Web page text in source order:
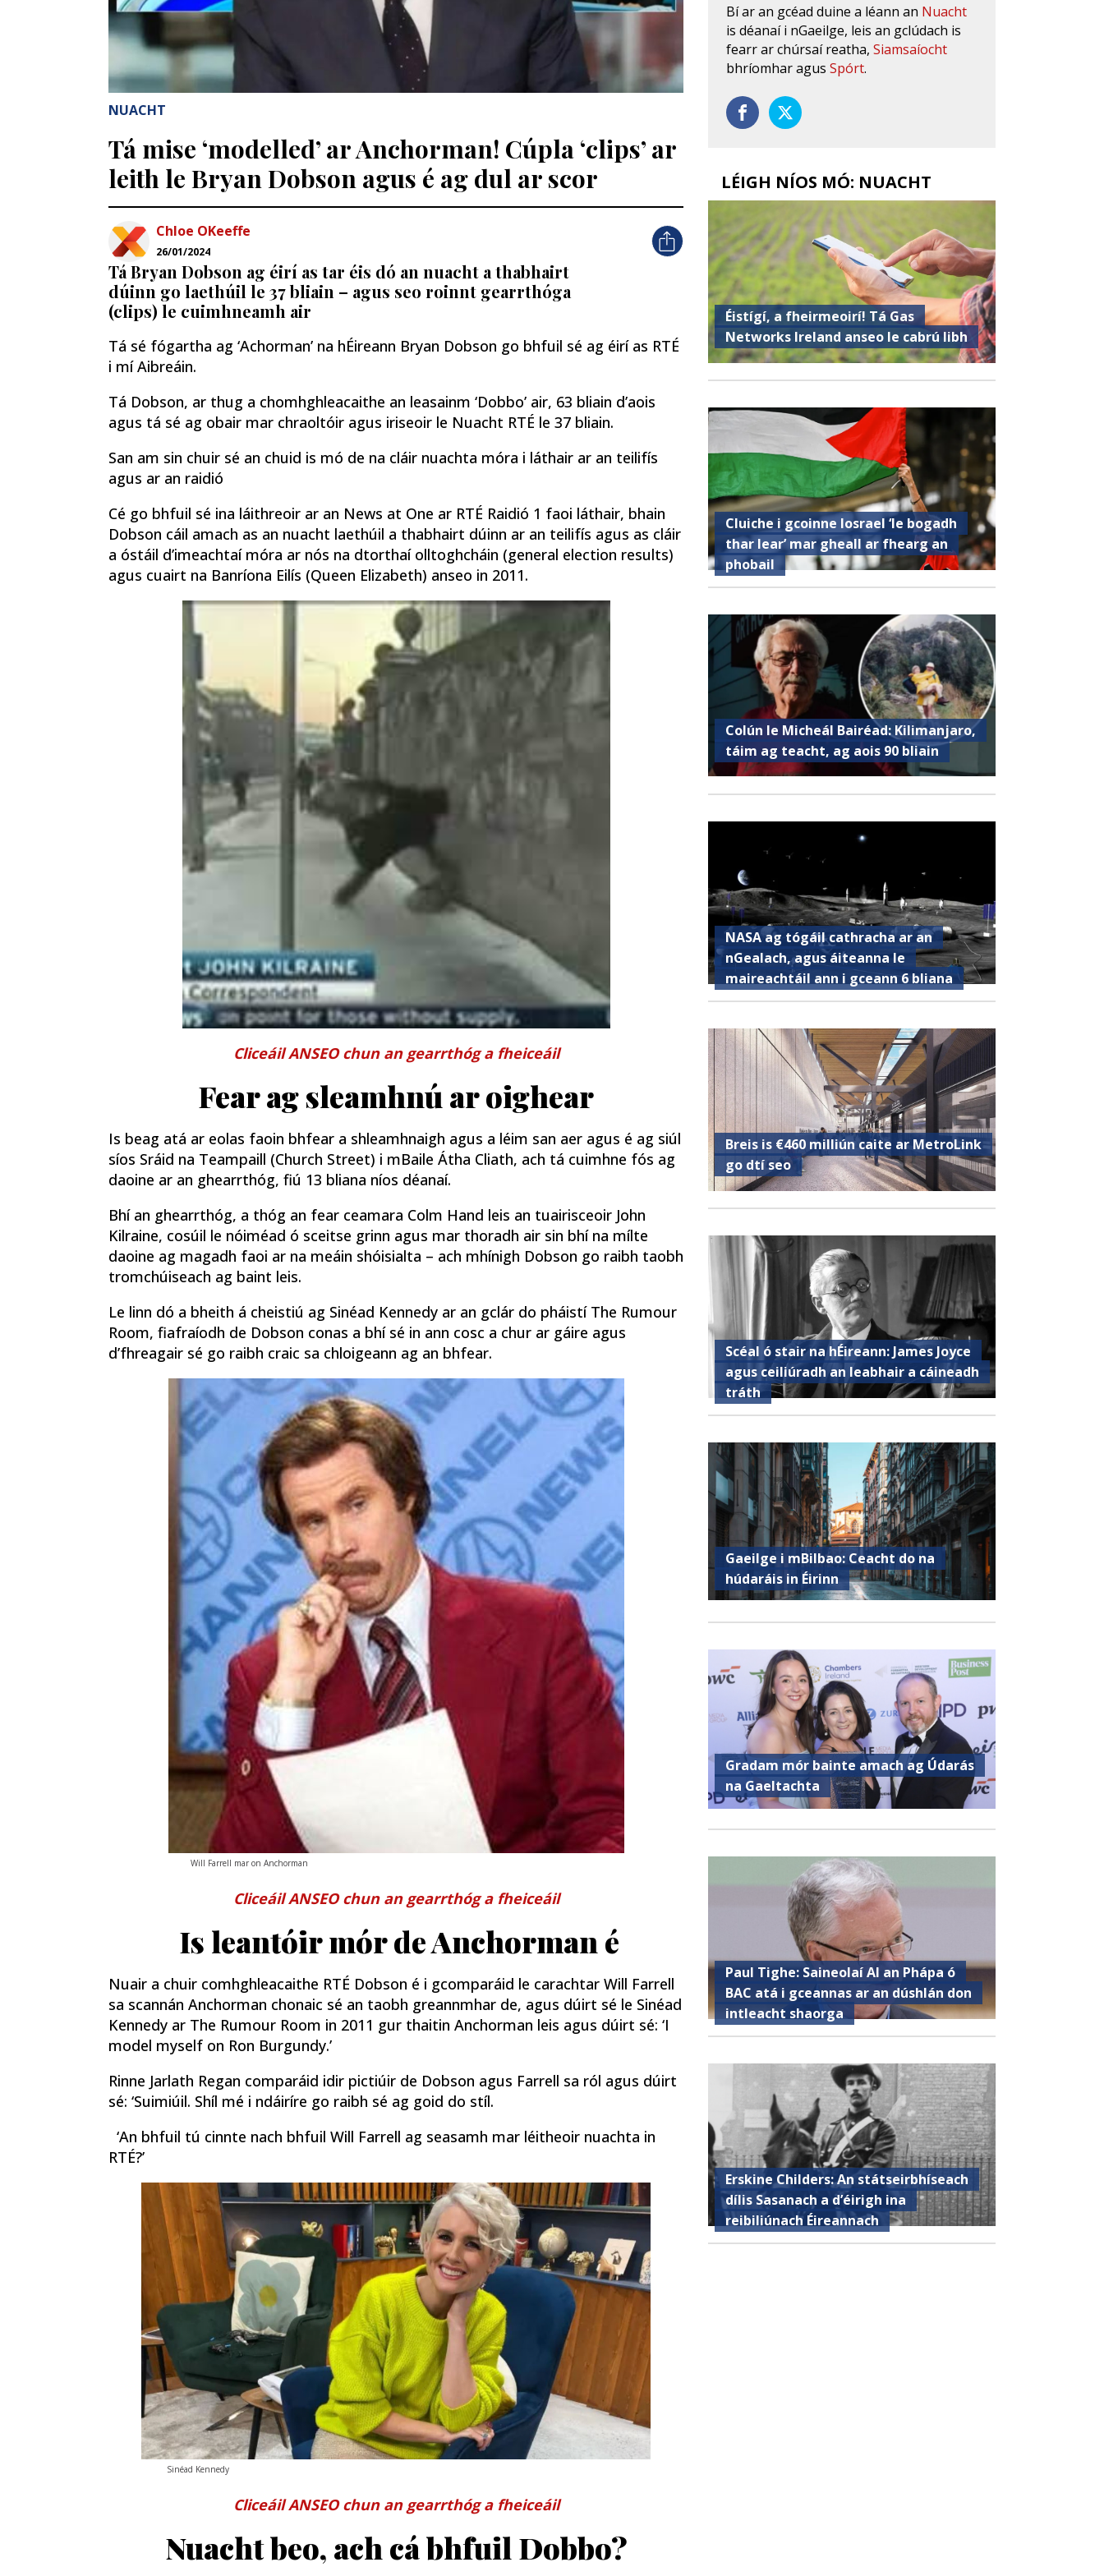
NUACHT
Tá mise ‘modelled’ ar Anchorman! Cúpla ‘clips’ ar
leith le Bryan Dobson agus é ag dul ar scor
Chloe OKeeffe
26/01/2024
Tá Bryan Dobson ag éirí as tar éis dó an nuacht a thabhairt
dúinn go laethúil le 37 bliain – agus seo roinnt gearrthóga
(clips) le cuimhneamh air
Tá sé fógartha ag ‘Achorman’ na hÉireann Bryan Dobson go bhfuil sé ag éirí as RTÉ
i mí Aibreáin.
Tá Dobson, ar thug a chomhghleacaithe an leasainm ‘Dobbo’ air, 63 bliain d’aois
agus tá sé ag obair mar chraoltóir agus iriseoir le Nuacht RTÉ le 37 bliain.
San am sin chuir sé an chuid is mó de na cláir nuachta móra i láthair ar an teilifís
agus ar an raidió
Cé go bhfuil sé ina láithreoir ar an News at One ar RTÉ Raidió 1 faoi láthair, bhain
Dobson cáil amach as an nuacht laethúil a thabhairt dúinn ar an teilifís agus as cláir
a óstáil d’imeachtaí móra ar nós na dtorthaí olltoghcháin (general election results)
agus cuairt na Banríona Eilís (Queen Elizabeth) anseo in 2011.
Cliceáil ANSEO chun an gearrthóg a fheiceáil
Fear ag sleamhnú ar oighear
Is beag atá ar eolas faoin bhfear a shleamhnaigh agus a léim san aer agus é ag siúl
síos Sráid na Teampaill (Church Street) i mBaile Átha Cliath, ach tá cuimhne fós ag
daoine ar an ghearrthóg, fiú 13 bliana níos déanaí.
Bhí an ghearrthóg, a thóg an fear ceamara Colm Hand leis an tuairisceoir John
Kilraine, cosúil le nóiméad ó sceitse grinn agus mar thoradh air sin bhí na mílte
daoine ag magadh faoi ar na meáin shóisialta – ach mhínigh Dobson go raibh taobh
tromchúiseach ag baint leis.
Le linn dó a bheith á cheistiú ag Sinéad Kennedy ar an gclár do pháistí The Rumour
Room, fiafraíodh de Dobson conas a bhí sé in ann cosc a chur ar gáire agus
d’fhreagair sé go raibh craic sa chloigeann ag an bhfear.
Will Farrell mar on Anchorman
Cliceáil ANSEO chun an gearrthóg a fheiceáil
Is leantóir mór de Anchorman é
Nuair a chuir comhghleacaithe RTÉ Dobson é i gcomparáid le carachtar Will Farrell
sa scannán Anchorman chonaic sé an taobh greannmhar de, agus dúirt sé le Sinéad
Kennedy ar The Rumour Room in 2011 gur thaitin Anchorman leis agus dúirt sé: ‘I
model myself on Ron Burgundy.’
Rinne Jarlath Regan comparáid idir pictiúir de Dobson agus Farrell sa ról agus dúirt
sé: ‘Suimiúil. Shíl mé i ndáiríre go raibh sé ag goid do stíl.
‘An bhfuil tú cinnte nach bhfuil Will Farrell ag seasamh mar léitheoir nuachta in
RTÉ?’
Sinéad Kennedy
Cliceáil ANSEO chun an gearrthóg a fheiceáil
Nuacht beo, ach cá bhfuil Dobbo?
Bí ar an gcéad duine a léann an Nuacht
is déanaí i nGaeilge, leis an gclúdach is
fearr ar chúrsaí reatha,Siamsaíocht
bhríomhar agusSpórt.
LÉIGH NÍOS MÓ: NUACHT
Éistígí, a fheirmeoirí! Tá Gas
Networks Ireland anseo le cabrú libh
Cluiche i gcoinne Iosrael ‘le bogadh
thar lear’ mar gheall ar fhearg an
phobail
Colún le Micheál Bairéad: Kilimanjaro,
táim ag teacht, ag aois 90 bliain
NASA ag tógáil cathracha ar an
nGealach, agus áiteanna le
maireachtáil ann i gceann 6 bliana
Breis is €460 milliún caite ar MetroLink
go dtí seo
Scéal ó stair na hÉireann: James Joyce
agus ceiliúradh an leabhair a cáineadh
tráth
Gaeilge i mBilbao: Ceacht do na
húdaráis in Éirinn
Gradam mór bainte amach ag Údarás
na Gaeltachta
Paul Tighe: Saineolaí AI an Phápa ó
BAC atá i gceannas ar an dúshlán don
intleacht shaorga
Erskine Childers: An státseirbhíseach
dílis Sasanach a d’éirigh ina
reibiliúnach Éireannach